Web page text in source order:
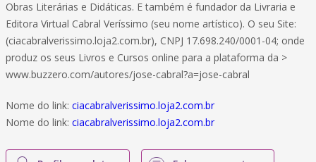
Obras Literárias e Didáticas. E também é fundador da Livraria e
Editora Virtual Cabral Veríssimo (seu nome artístico). O seu Site:
(ciacabralverissimo.loja2.com.br), CNPJ 17.698.240/0001-04; onde
produz os seus Livros e Cursos online para a plataforma da >
www.buzzero.com/autores/jose-cabral?a=jose-cabral
Nome do link: ciacabralverissimo.loja2.com.br
Nome do link: ciacabralverissimo.loja2.com.br